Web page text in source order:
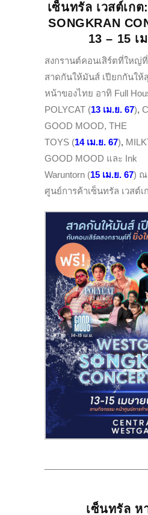
เซ็นทรัล เวสต์เกต
SONGKRAN
13 – 15 เ
สงกรานต์คอนเสิร์ตที่ใหญ่
สาดกันให้มันส์ เปียกกันใ
หน้าของไทย อาทิ Full
POLYCAT (13 เม.ย. 67),
GOOD MOOD, THE
TOYS (14 เม.ย. 67),
GOOD MOOD และ Ink
Waruntorn (15 เม.ย. 67) ณ
ศูนย์การค้าเซ็นทรัล เวสต์เ
เซ็นทรัล ห